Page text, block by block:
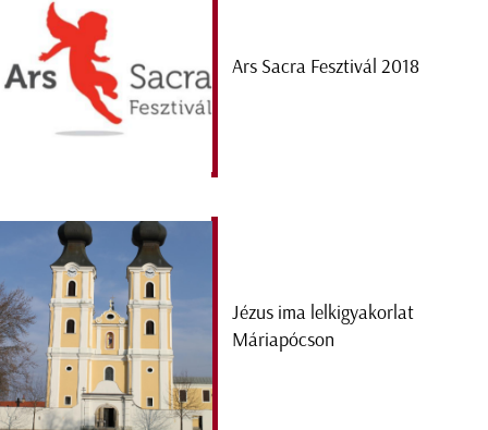
Ars Sacra Fesztivál 2018
Jézus ima lelkigyakorlat
Máriapócson